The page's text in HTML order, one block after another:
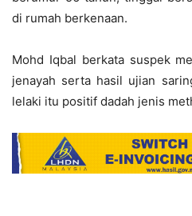
di rumah berkenaan.
Mohd Iqbal berkata suspek
jenayah serta hasil ujian
lelaki itu positif dadah jenis